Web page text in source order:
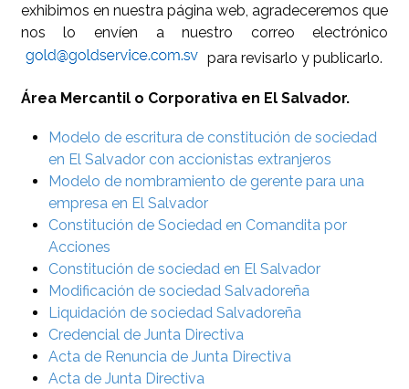
exhibimos en nuestra página web, agradeceremos que
nos lo envíen a nuestro correo electrónico
para revisarlo y publicarlo.
Área Mercantil o Corporativa en El Salvador.
Modelo de escritura de constitución de sociedad
en El Salvador con accionistas extranjeros
Modelo de nombramiento de gerente para una
empresa en El Salvador
Constitución de Sociedad en Comandita por
Acciones
Constitución de sociedad en El Salvador
Modificación de sociedad Salvadoreña
Liquidación de sociedad Salvadoreña
Credencial de Junta Directiva
Acta de Renuncia de Junta Directiva
Acta de Junta Directiva